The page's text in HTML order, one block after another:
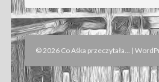
© 2026 Co Aśka przeczytała... |